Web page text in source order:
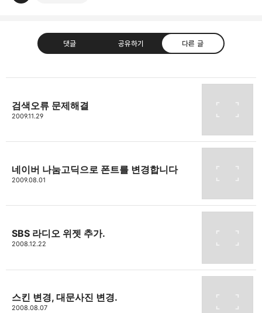
댓글 공유하기 다른 글
thebravepost.com
트위터
검색오류 문제해결
2009.11.29
네이버 나눔고딕으로 폰트를 변경합니다
2009.08.01
SBS 라디오 위젯 추가.
2008.12.22
스킨 변경, 대문사진 변경.
2008.08.07